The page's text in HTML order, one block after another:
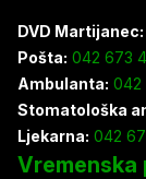
DVD Martijanec:
Pošta: 042 673
Ambulanta: 042
Stomatološka
Ljekarna: 042
Vremenska